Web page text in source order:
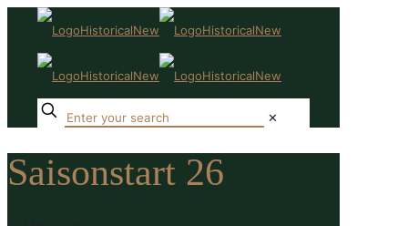
✕
Saisonstart 26